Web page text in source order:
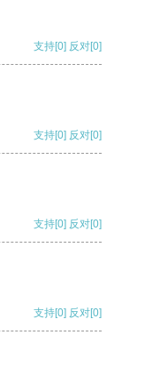
支持[0] 反对[0]
支持[0] 反对[0]
支持[0] 反对[0]
支持[0] 反对[0]